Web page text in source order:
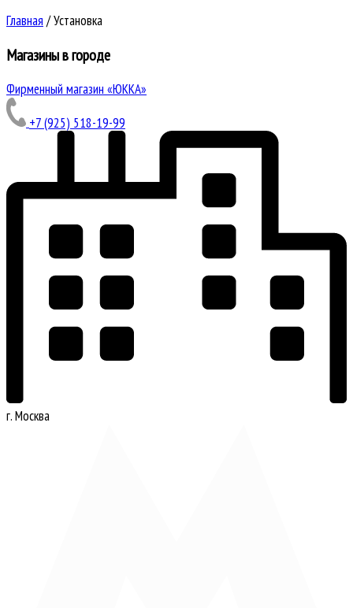
Главная /Установка
Магазины в городе
Фирменный магазин «ЮККА»
+7 (925) 518-19-99
г. Москва